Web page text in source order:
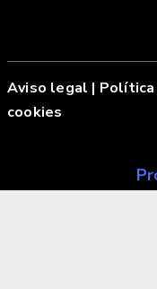
Aviso legal | Política
cookies